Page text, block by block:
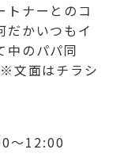
トナーとのコ
だかいつもイ
のパパ同
文面はチラシ
～12:00